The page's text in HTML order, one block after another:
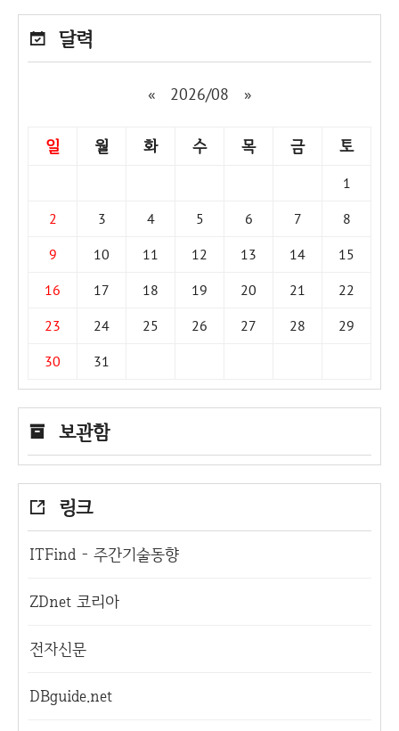
달력
« 2026/08 »
일 월 화 수 목 금 토
1
2
3 4 5 6 7
8
9
10 11 12 13 14
15
16
17 18 19 20 21
22
23
24 25 26 27 28
29
30
31
보관함
링크
ITFind - 주간기술동향
ZDnet 코리아
전자신문
DBguide.net